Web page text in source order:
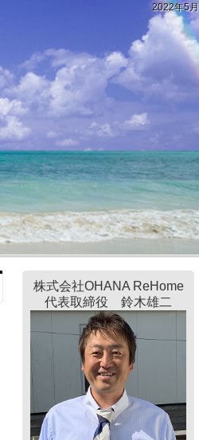
2022年5月
株式会社OHANA ReHome
代表取締役 鈴木雄二